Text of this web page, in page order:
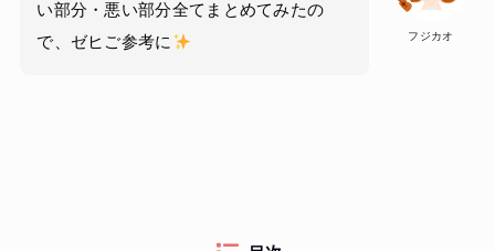
フジカオ
い部分・悪い部分全てまとめてみたの
で、ゼヒご参考に